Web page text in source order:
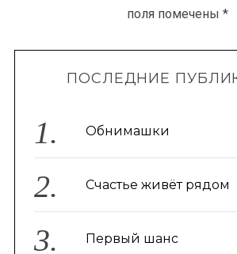
поля помечены *
ПОСЛЕДНИЕ
Обнимашки
Счастье живёт рядом
Первый шанс